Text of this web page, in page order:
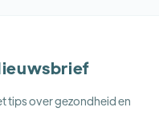
tips over gezondheid en